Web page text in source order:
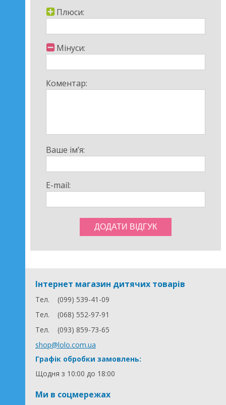
Плюси:
Мінуси:
Коментар:
Ваше ім’я:
E-mail:
Інтернет магазин дитячих товарів
Тел.
(099) 539-41-09
Тел.
(068) 552-97-91
Тел.
(093) 859-73-65
shop@lolo.com.ua
Графік обробки замовлень:
Щодня з 10:00 до 18:00
Ми в соцмережах